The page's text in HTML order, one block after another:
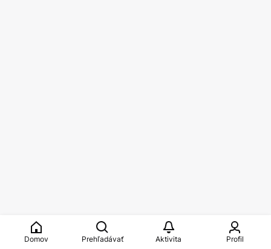
Domov Prehľadávať Aktivita Profil